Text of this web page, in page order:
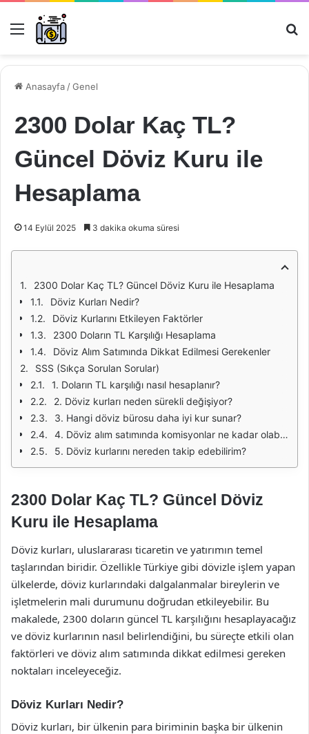
Menü
Anasayfa /Genel
2300 Dolar Kaç TL?
Güncel Döviz Kuru ile
Hesaplama
14 Eylül 2025 3 dakika okuma süresi
2300 Dolar Kaç TL? Güncel Döviz Kuru ile Hesaplama
Döviz Kurları Nedir?
Döviz Kurlarını Etkileyen Faktörler
2300 Doların TL Karşılığı Hesaplama
Döviz Alım Satımında Dikkat Edilmesi Gerekenler
SSS (Sıkça Sorulan Sorular)
1. Doların TL karşılığı nasıl hesaplanır?
2. Döviz kurları neden sürekli değişiyor?
3. Hangi döviz bürosu daha iyi kur sunar?
4. Döviz alım satımında komisyonlar ne kadar olabilir?
5. Döviz kurlarını nereden takip edebilirim?
2300 Dolar Kaç TL? Güncel Döviz
Kuru ile Hesaplama
Döviz kurları, uluslararası ticaretin ve yatırımın temel
taşlarından biridir. Özellikle Türkiye gibi dövizle işlem yapan
ülkelerde, döviz kurlarındaki dalgalanmalar bireylerin ve
işletmelerin mali durumunu doğrudan etkileyebilir. Bu
makalede, 2300 doların güncel TL karşılığını hesaplayacağız
ve döviz kurlarının nasıl belirlendiğini, bu süreçte etkili olan
faktörleri ve döviz alım satımında dikkat edilmesi gereken
noktaları inceleyeceğiz.
Döviz Kurları Nedir?
Döviz kurları, bir ülkenin para biriminin başka bir ülkenin